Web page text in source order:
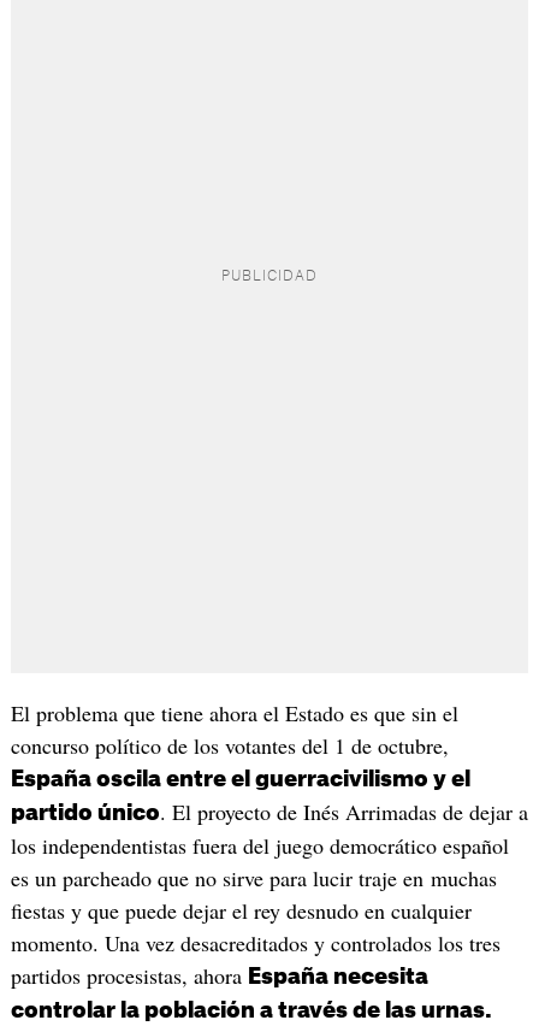
El problema que tiene ahora el Estado es que sin el
concurso político de los votantes del 1 de octubre,
España oscila entre el guerracivilismo y el
partido único. El proyecto de Inés Arrimadas de dejar a
los independentistas fuera del juego democrático español
es un parcheado que no sirve para lucir traje en muchas
fiestas y que puede dejar el rey desnudo en cualquier
momento. Una vez desacreditados y controlados los tres
partidos procesistas, ahora España necesita
controlar la población a través de las urnas.